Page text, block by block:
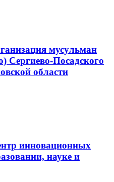
мусульман
Сергиево-Посадского
области
инновационных
науке и